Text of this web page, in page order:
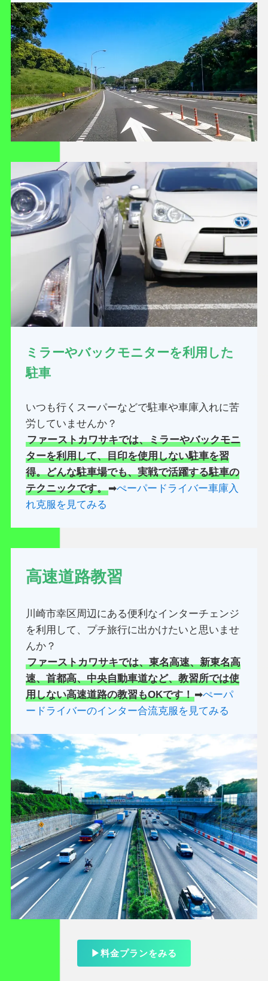
ミラーやバックモニターを利用した
駐車
いつも行くスーパーなどで駐車や車庫入れに苦
労していませんか？
ファーストカワサキでは、ミラーやバックモニ
ターを利用して、目印を使用しない駐車を習
得。どんな駐車場でも、実戦で活躍する駐車の
テクニックです。➡ぺーパードライバー車庫入
れ克服を見てみる
高速道路教習
川崎市幸区周辺にある便利なインターチェンジ
を利用して、プチ旅行に出かけたいと思いませ
んか？
ファーストカワサキでは、東名高速、新東名高
速、首都高、中央自動車道など、教習所では使
用しない高速道路の教習もOKです！➡ぺーパ
ードライバーのインター合流克服を見てみる
▶料金プランをみる